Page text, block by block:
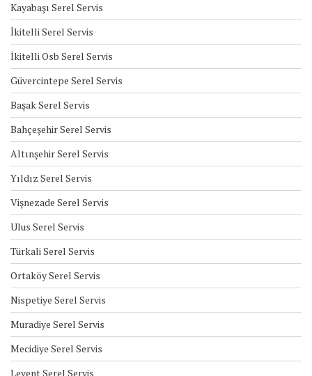
Kayabaşı Serel Servis
İkitelli Serel Servis
İkitelli Osb Serel Servis
Güvercintepe Serel Servis
Başak Serel Servis
Bahçeşehir Serel Servis
Altınşehir Serel Servis
Yıldız Serel Servis
Vişnezade Serel Servis
Ulus Serel Servis
Türkali Serel Servis
Ortaköy Serel Servis
Nispetiye Serel Servis
Muradiye Serel Servis
Mecidiye Serel Servis
Levent Serel Servis